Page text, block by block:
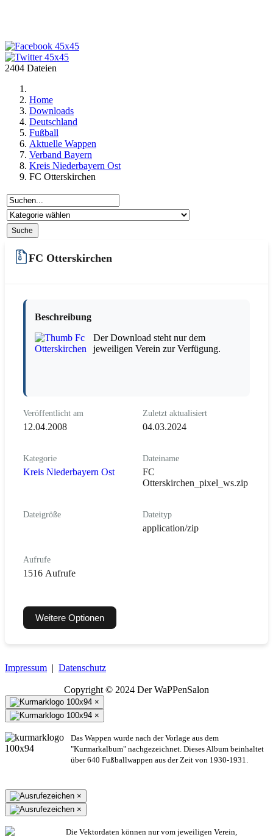
2404 Dateien
Home
Downloads
Deutschland
Fußball
Aktuelle Wappen
Verband Bayern
Kreis Niederbayern Ost
FC Otterskirchen
FC Otterskirchen
Beschreibung
Der Download steht nur dem
jeweiligen Verein zur Verfügung.
Veröffentlicht am
12.04.2008
Zuletzt aktualisiert
04.03.2024
Kategorie
Kreis Niederbayern Ost
Dateiname
FC
Otterskirchen_pixel_ws.zip
Dateigröße Dateityp
application/zip
Aufrufe
1516 Aufrufe
Weitere Optionen
Impressum | Datenschutz
Copyright © 2024 Der WaPPenSalon
×
×
Das Wappen wurde nach der Vorlage aus dem
"Kurmarkalbum" nachgezeichnet. Dieses Album beinhaltet
über 640 Fußballwappen aus der Zeit von 1930-1931.
×
×
Die Vektordaten können nur vom jeweiligen Verein,